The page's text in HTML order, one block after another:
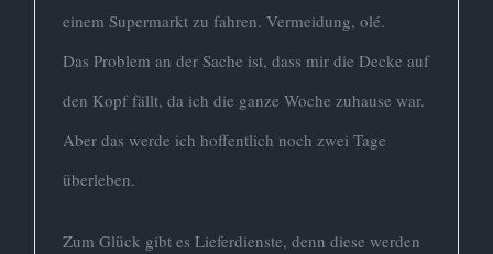
einem Supermarkt zu fahren. Vermeidung, olé.
Das Problem an der Sache ist, dass mir die Decke auf
den Kopf fällt, da ich die ganze Woche zuhause war.
Aber das werde ich hoffentlich noch zwei Tage
überleben.
Zum Glück gibt es Lieferdienste, denn diese werden